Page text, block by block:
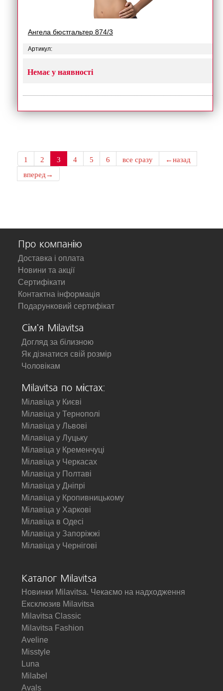
Ангела бюстгальтер 874/3
Артикул:
Немає у наявності
1 2 3 4 5 6 все сразу
←назад
вперед→
Про компанію
Доставка і оплата
Новини та акції
Сертифікати
Контактна інформація
Подарунковий сертифікат
Сім'я Milavitsa
Догляд за білизною
Як дізнатися свій розмір
Чоловікам
Milavitsa по містах:
Мілавіца у Києві
Мілавіца у Тернополі
Мілавіца у Львові
Мілавіца у Луцьку
Мілавіца у Кременчуці
Мілавіца у Черкасах
Мілавіца у Полтаві
Мілавіца у Дніпрі
Мілавіца у Кропивницькому
Мілавіца у Харкові
Мілавіца в Одесі
Мілавіца у Запоріжжі
Мілавіца у Чернігові
Каталог Milavitsa
Новинки Milavitsa. Чекаємо на надходження
Ексклюзив Milavitsa
Milavitsa Classic
Milavitsa Fashion
Aveline
Misstyle
Luna
Milabel
Avals